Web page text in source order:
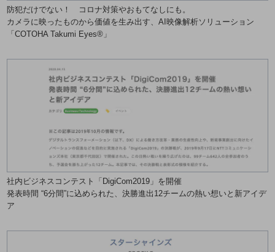
製品TOP
ビジネス向けスマートフォン
データ通信製品
ドコモケータイ
5G対応ホームルーター
通信モジュール製品
衛星携帯電話
IOT完了済みメーカーブランド製品
料金
料金TOP
ドコモBiz データ無制限 ドコモ MAX ドコモ mini ドコモBiz かけ放題
防犯だけでない！ コロナ対策やおもてなしにも。
カメラに映ったものから価値を生み出す、AI映像解析ソリューション
「COTOHA Takumi Eyes®」
社内ビジネスコンテスト「DigiCom2019」を開催
発表時間 “6分間”に込められた、決勝進出12チームの熱い想いと新アイデ
ア